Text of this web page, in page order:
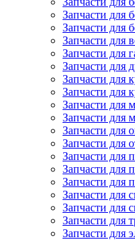
Запчасти для
Запчасти для
Запчасти для
Запчасти для
Запчасти для
Запчасти для
Запчасти для
Запчасти для
Запчасти для
Запчасти для
Запчасти для
Запчасти для
Запчасти для
Запчасти для
Запчасти для
Запчасти для
Запчасти для
Запчасти для